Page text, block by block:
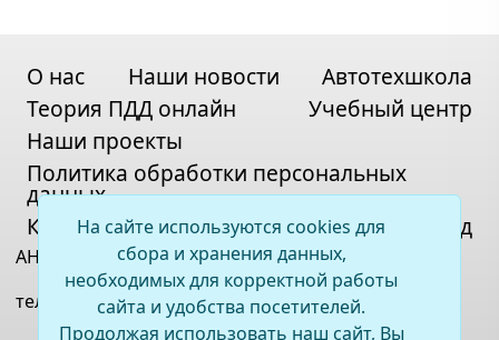
О нас Наши новости
Автотехшкола
Теория ПДД онлайн
Учебный центр
Наши проекты
Политика обработки персональных
данных
Контакты
Карта сайта Вход
АНО ДПО «ВСОЦ»
телефон:+7(395)2 67-11-33
На сайте используются cookies для
сбора и хранения данных,
необходимых для корректной работы
сайта и удобства посетителей.
Продолжая использовать наш сайт, Вы